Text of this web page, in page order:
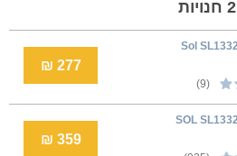
(9)
277 ₪
359 ₪